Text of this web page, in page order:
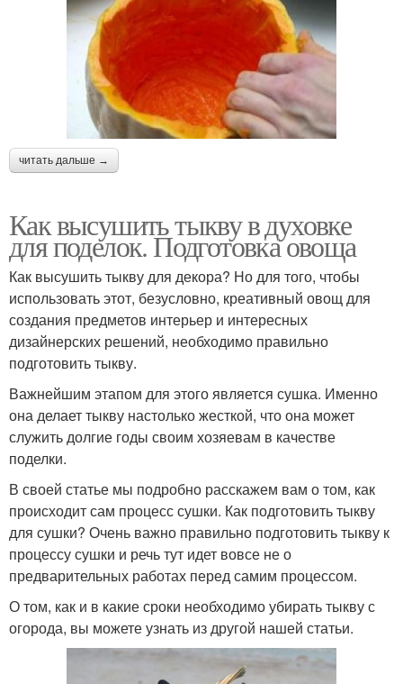
читать дальше →
Как высушить тыкву в духовке
для поделок. Подготовка овоща
Как высушить тыкву для декора? Но для того, чтобы
использовать этот, безусловно, креативный овощ для
создания предметов интерьер и интересных
дизайнерских решений, необходимо правильно
подготовить тыкву.
Важнейшим этапом для этого является сушка. Именно
она делает тыкву настолько жесткой, что она может
служить долгие годы своим хозяевам в качестве
поделки.
В своей статье мы подробно расскажем вам о том, как
происходит сам процесс сушки. Как подготовить тыкву
для сушки? Очень важно правильно подготовить тыкву к
процессу сушки и речь тут идет вовсе не о
предварительных работах перед самим процессом.
О том, как и в какие сроки необходимо убирать тыкву с
огорода, вы можете узнать из другой нашей статьи.